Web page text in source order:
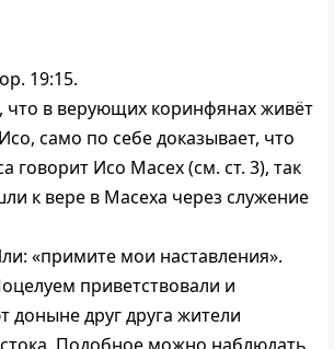
19:15.
что в верующих коринфянах живёт
само по себе доказывает, что
говорит Исо Масех (см. ст. 3), так
к вере в Масеха через служение
«примите мои наставления».
приветствовали и
доныне друг друга жители